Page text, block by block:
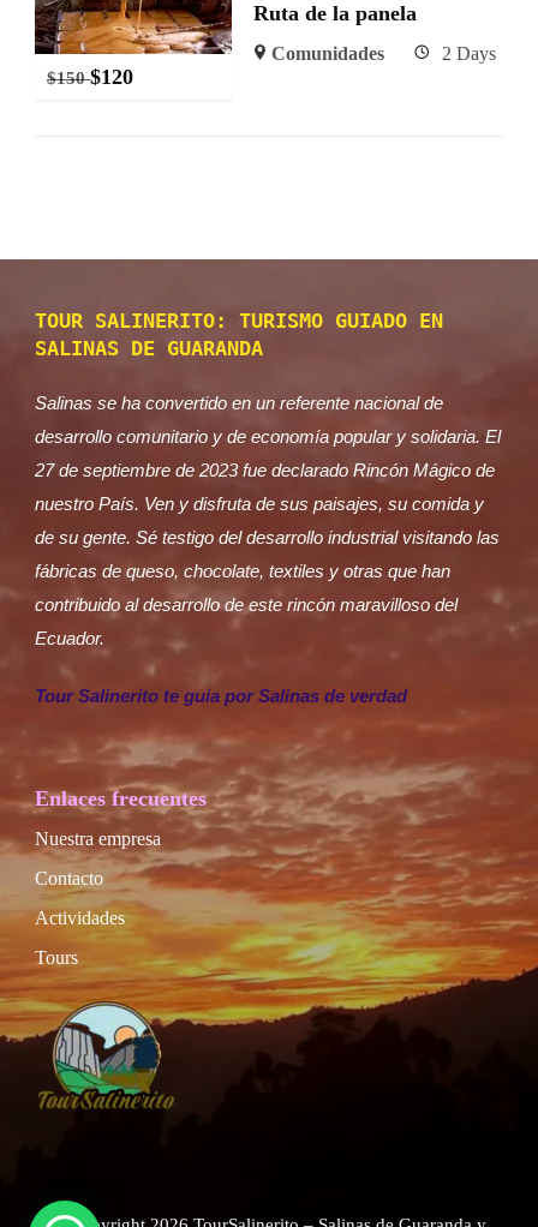
$150 $120
Ruta de la panela
Comunidades 2 Days
TOUR SALINERITO: TURISMO GUIADO EN
SALINAS DE GUARANDA
Salinas se ha convertido en un referente nacional de
desarrollo comunitario y de economía popular y solidaria. El
27 de septiembre de 2023 fue declarado Rincón Mágico de
nuestro País. Ven y disfruta de sus paisajes, su comida y
de su gente. Sé testigo del desarrollo industrial visitando las
fábricas de queso, chocolate, textiles y otras que han
contribuido al desarrollo de este rincón maravilloso del
Ecuador.
Tour Salinerito te guia por Salinas de verdad
Enlaces frecuentes
Nuestra empresa
Contacto
Actividades
Tours